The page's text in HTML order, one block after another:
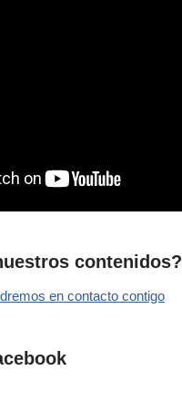
contenidos?
en contacto contigo